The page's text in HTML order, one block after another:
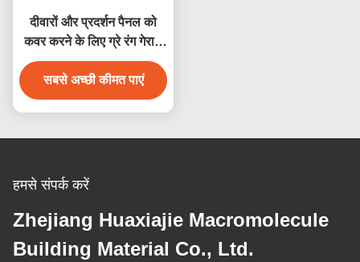
दीवारों और प्रदर्शन पैनल को
कवर करने के लिए ग्रे रंग गेराज
दीवार पैनलों
सबसे अच्छी कीमत पाएं
हमसे संपर्क करें
Zhejiang Huaxiajie Macromolecule
Building Material Co., Ltd.